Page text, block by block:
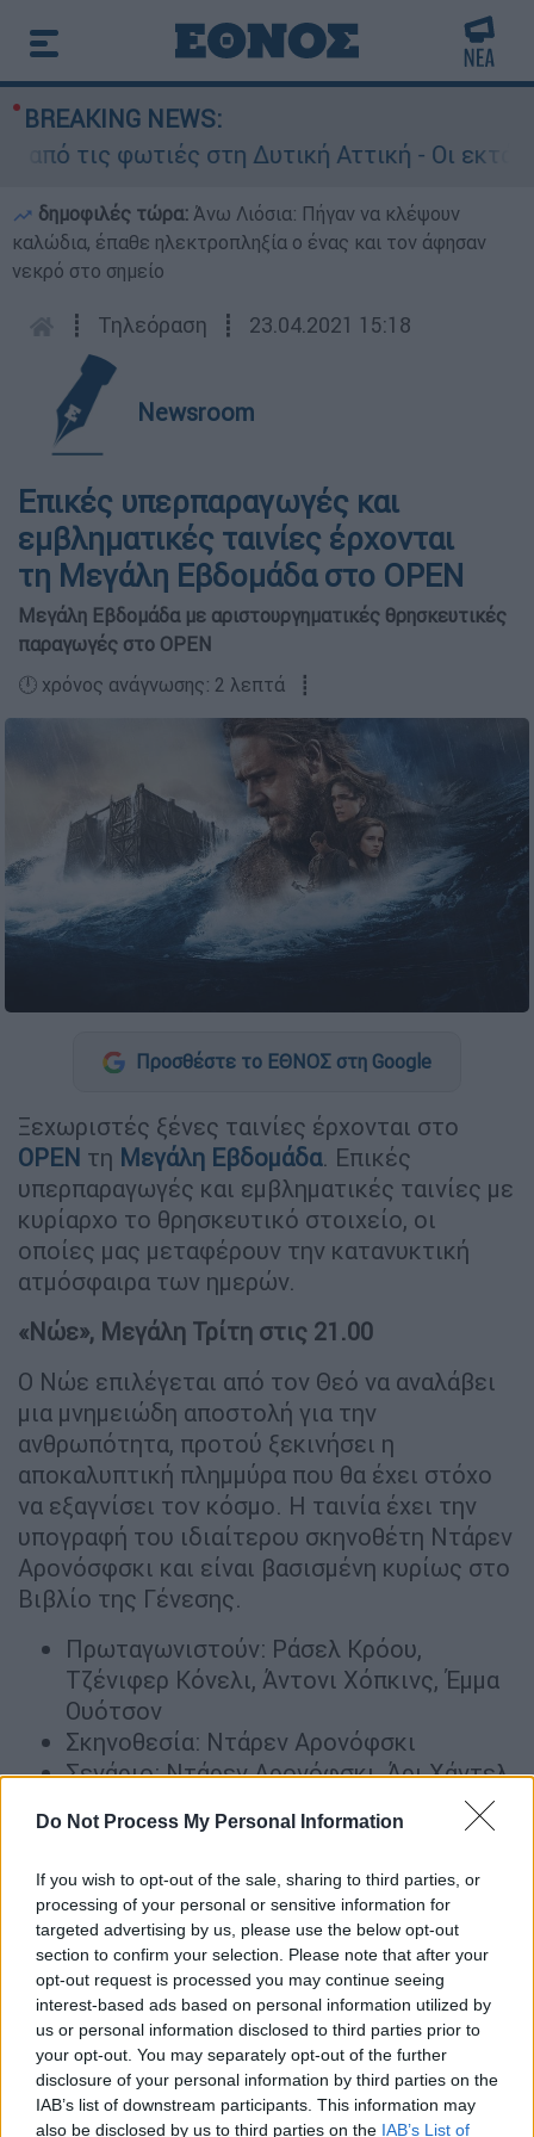
Do Not Process My Personal Information
If you wish to opt-out of the sale, sharing to third parties, or
processing of your personal or sensitive information for
targeted advertising by us, please use the below opt-out
section to confirm your selection. Please note that after your
opt-out request is processed you may continue seeing
interest-based ads based on personal information utilized by
us or personal information disclosed to third parties prior to
your opt-out. You may separately opt-out of the further
disclosure of your personal information by third parties on the
IAB’s list of downstream participants. This information may
also be disclosed by us to third parties on the IAB’s List of
BREAKING NEWS:
τις φωτιές στη Δυτική Αττική - Οι
δημοφιλές τώρα: Άνω Λιόσια: Πήγαν να κλέψουν
καλώδια, έπαθε ηλεκτροπληξία ο ένας και τον άφησαν
νεκρό στο σημείο
┋ Τηλεόραση ┋ 23.04.2021 15:18
Newsroom
Επικές υπερπαραγωγές και
εμβληματικές ταινίες έρχονται
τη Μεγάλη Εβδομάδα στο OPEN
Μεγάλη Εβδομάδα με αριστουργηματικές θρησκευτικές
παραγωγές στο OPEN
🕛 χρόνος ανάγνωσης: 2 λεπτά ┋
Προσθέστε το ΕΘΝΟΣ στη Google
Ξεχωριστές ξένες ταινίες έρχονται στο
OPEN τη Μεγάλη Εβδομάδα. Επικές
υπερπαραγωγές και εμβληματικές ταινίες με
κυρίαρχο το θρησκευτικό στοιχείο, οι
οποίες μας μεταφέρουν την κατανυκτική
ατμόσφαιρα των ημερών.
«Νώε», Μεγάλη Τρίτη στις 21.00
Ο Νώε επιλέγεται από τον Θεό να αναλάβει
μια μνημειώδη αποστολή για την
ανθρωπότητα, προτού ξεκινήσει η
αποκαλυπτική πλημμύρα που θα έχει στόχο
να εξαγνίσει τον κόσμο. Η ταινία έχει την
υπογραφή του ιδιαίτερου σκηνοθέτη Ντάρεν
Αρονόσφσκι και είναι βασισμένη κυρίως στο
Βιβλίο της Γένεσης.
Πρωταγωνιστούν: Ράσελ Κρόου,
Τζένιφερ Κόνελι, Άντονι Χόπκινς, Έμμα
Ουότσον
Σκηνοθεσία: Ντάρεν Αρονόφσκι
Σενάριο: Ντάρεν Αρονόφσκι, Άρι Χάντελ
video
«Μπεν-Χουρ», Μεγάλη Τετάρτη στις 21:00